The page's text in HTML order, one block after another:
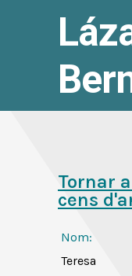
Tornar
cens
Nom:
Teresa